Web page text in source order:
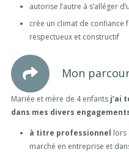
autorise l’autre à s’alléger
crée un climat de confiance
respectueux et constructif
Mon
Mariée et mère de 4 enfants j’ai
dans mes divers
à titre professionnel lors
marché en entreprise et